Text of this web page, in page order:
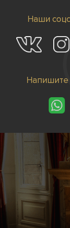
Наши
Напишите